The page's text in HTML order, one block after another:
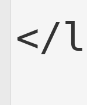
</